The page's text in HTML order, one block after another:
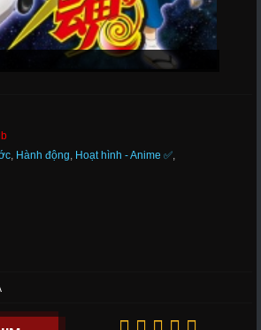
, Hành động, Hoạt hình - Anime ✅,